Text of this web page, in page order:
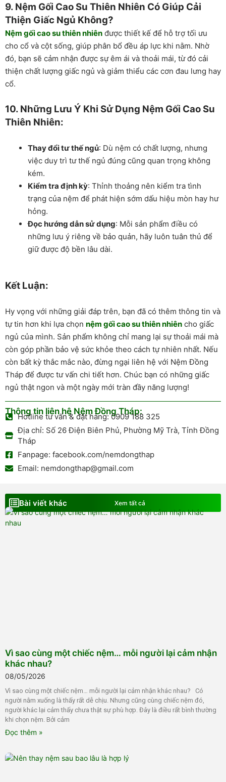
9. Nệm Gối Cao Su Thiên Nhiên Có Giúp Cải
Thiện Giấc Ngủ Không?
Nệm gối cao su thiên nhiên được thiết kế để hỗ trợ tối ưu
cho cổ và cột sống, giúp phân bổ đều áp lực khi nằm. Nhờ
đó, bạn sẽ cảm nhận được sự êm ái và thoải mái, từ đó cải
thiện chất lượng giấc ngủ và giảm thiểu các cơn đau lưng hay
cổ.
10. Những Lưu Ý Khi Sử Dụng Nệm Gối Cao Su
Thiên Nhiên:
Thay đổi tư thế ngủ: Dù nệm có chất lượng, nhưng
việc duy trì tư thế ngủ đúng cũng quan trọng không
kém.
Kiểm tra định kỳ: Thỉnh thoảng nên kiểm tra tình
trạng của nệm để phát hiện sớm dấu hiệu mòn hay hư
hỏng.
Đọc hướng dẫn sử dụng: Mỗi sản phẩm điều có
những lưu ý riêng về bảo quản, hãy luôn tuân thủ để
giữ được độ bền lâu dài.
Kết Luận:
Hy vọng với những giải đáp trên, bạn đã có thêm thông tin và
tự tin hơn khi lựa chọn nệm gối cao su thiên nhiên cho giấc
ngủ của mình. Sản phẩm không chỉ mang lại sự thoải mái mà
còn góp phần bảo vệ sức khỏe theo cách tự nhiên nhất. Nếu
còn bất kỳ thắc mắc nào, đừng ngại liên hệ với Nệm Đồng
Tháp để được tư vấn chi tiết hơn. Chúc bạn có những giấc
ngủ thật ngon và một ngày mới tràn đầy năng lượng!
Thông tin liên hệ Nệm Đồng Tháp:
Hotline tư vấn & đặt hàng: 0909 188 325
Địa chỉ: Số 26 Điện Biên Phủ, Phường Mỹ Trà, Tỉnh Đồng
Tháp
Fanpage: facebook.com/nemdongthap
Email: nemdongthap@gmail.com
Bài viết khác Xem tất cả
Vì sao cùng một chiếc nệm… mỗi người lại cảm nhận
khác nhau?
08/05/2026
Vì sao cùng một chiếc nệm… mỗi người lại cảm nhận khác nhau? Có
người nằm xuống là thấy rất dễ chịu. Nhưng cũng cùng chiếc nệm đó,
người khác lại cảm thấy chưa thật sự phù hợp. Đây là điều rất bình thường
khi chọn nệm. Bởi cảm
Đọc thêm »